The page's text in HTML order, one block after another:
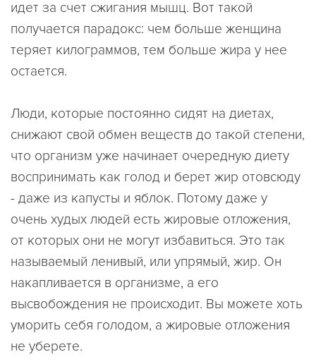
идет за счет сжигания мышц. Вот такой
получается парадокс: чем больше женщина
теряет килограммов, тем больше жира у нее
остается.
Люди, которые постоянно сидят на диетах,
снижают свой обмен веществ до такой степени,
что организм уже начинает очередную диету
воспринимать как голод и берет жир отовсюду
- даже из капусты и яблок. Потому даже у
очень худых людей есть жировые отложения,
от которых они не могут избавиться. Это так
называемый ленивый, или упрямый, жир. Он
накапливается в организме, а его
высвобождения не происходит. Вы можете хоть
уморить себя голодом, а жировые отложения
не уберете.